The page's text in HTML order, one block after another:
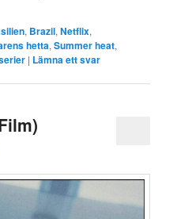
, Brazil,Netflix,
hetta,Summer heat,
| Lämna ett svar